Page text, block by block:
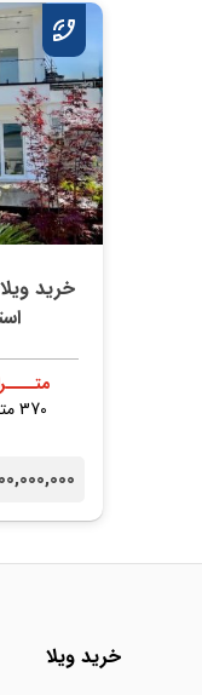
خريد
370 متر
خرید ویلا